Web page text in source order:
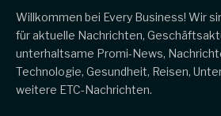
Willkommen bei Every Business! Wir
für aktuelle Nachrichten,
unterhaltsame Promi-News,
Technologie, Gesundheit, Reisen,
weitere ETC-Nachrichten.